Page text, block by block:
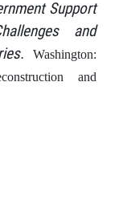
Support
and
Washington:
and